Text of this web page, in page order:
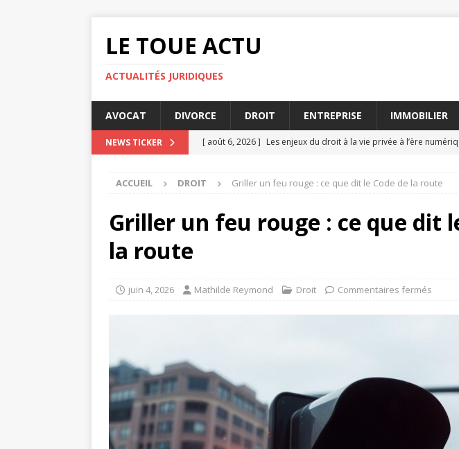
LE TOUE ACTU
ACTUALITÉS JURIDIQUES
AVOCAT DIVORCE DROIT ENTREPRISE IMMOBILIER
NEWS TICKER [ août 6, 2026 ] Les enjeux du droit à la vie privée à l’ère
[ août 3, 2026 ] Indemnisation forfaitaire : votre guide complet
[ juillet 31, 2026 ]
La prescription en droit : délais et exceptions
Comment un avocat peut vous aider à gagner un
ACCUEIL DROIT Griller un feu rouge : ce que dit le Code de la route
Griller un feu rouge : ce que dit
la route
juin 4, 2026 Mathilde Reymond Droit Commentaires fermés